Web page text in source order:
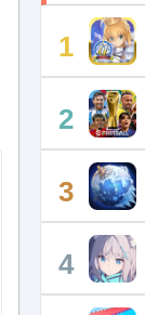
1
2
3
4